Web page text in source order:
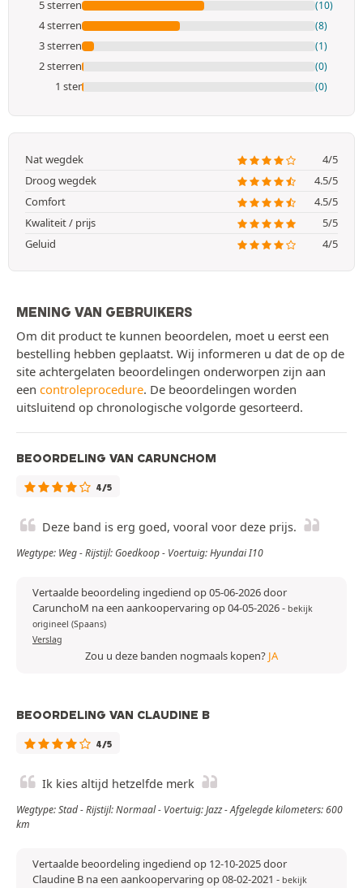
5 sterren (10)
4 sterren (8)
3 sterren (1)
2 sterren (0)
1 ster (0)
Nat wegdek
4/5
Droog wegdek
4.5/5
Comfort
4.5/5
Kwaliteit / prijs
5/5
Geluid
4/5
MENING VAN GEBRUIKERS
Om dit product te kunnen beoordelen, moet u eerst een
bestelling hebben geplaatst. Wij informeren u dat de op de
site achtergelaten beoordelingen onderworpen zijn aan
een controleprocedure. De beoordelingen worden
uitsluitend op chronologische volgorde gesorteerd.
BEOORDELING VAN CARUNCHOM
4/5
Deze band is erg goed, vooral voor deze prijs.
Wegtype: Weg - Rijstijl: Goedkoop - Voertuig: Hyundai I10
Vertaalde beoordeling ingediend op 05-06-2026 door
CarunchoM na een aankoopervaring op 04-05-2026- bekijk
origineel (Spaans)
Verslag
Zou u deze banden nogmaals kopen? JA
BEOORDELING VAN CLAUDINE B
4/5
Ik kies altijd hetzelfde merk
Wegtype: Stad - Rijstijl: Normaal - Voertuig: Jazz - Afgelegde kilometers: 600
km
Vertaalde beoordeling ingediend op 12-10-2025 door
Claudine B na een aankoopervaring op 08-02-2021 - bekijk